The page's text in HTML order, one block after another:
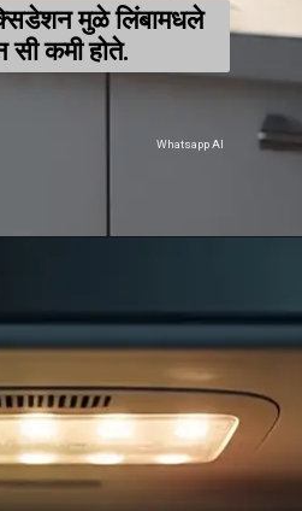
मुळे लिंबामधले
सी कमी होते.
Whatsapp AI